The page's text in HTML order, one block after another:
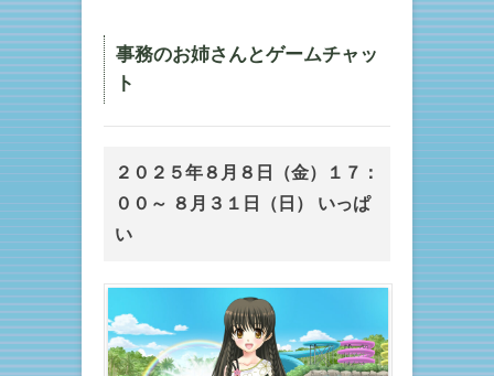
事務のお姉さんとゲームチャッ
ト
２０２５年８月８日（金）１７：
００～ ８月３１日（日） いっぱ
い